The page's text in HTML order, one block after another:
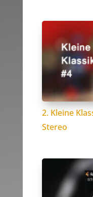
2. Kleine
Stereo